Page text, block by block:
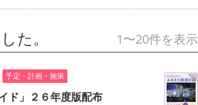
た。 1〜20件を表示
予定・計画・施策
ド」２６年度版配布